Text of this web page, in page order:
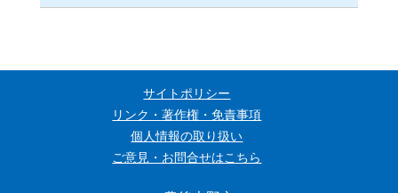
サイトポリシー
リンク・著作権・免責事項
個人情報の取り扱い
ご意見・お問合せはこちら